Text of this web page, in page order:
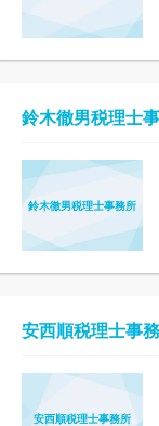
鈴木徹男税理士
鈴木徹男税理士事務所
安西順税理士事
安西順税理士事務所